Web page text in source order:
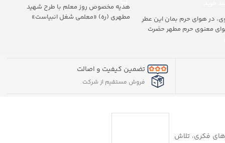
در هوای حرم بمان این عطر
معنوی حرم مطهر حضرت
هدیه مخصوص روز معلم با طرح شهید
مطهری (ره) «معلمی شغل انبیاست»
تضمین کیفیت و اصالت
فروش مستقیم از شرکت
فکری، تلاش